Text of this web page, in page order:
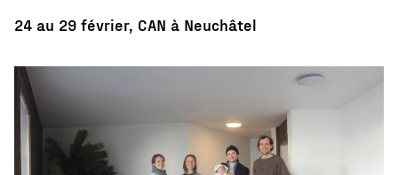
24 au 29 février, CAN à Neuchâtel